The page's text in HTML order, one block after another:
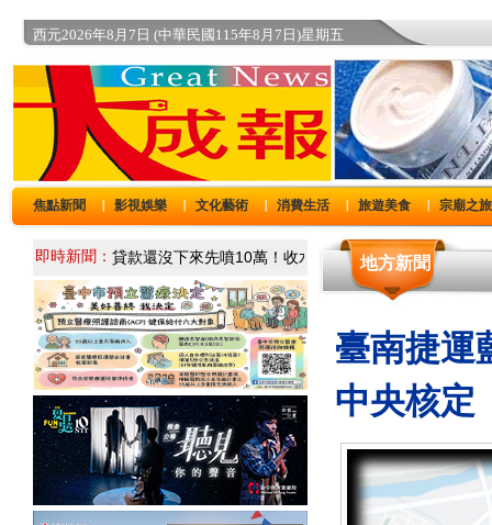
西元2026年8月7日 (中華民國115年8月7日)星期五
焦點新聞 影視娛樂 文化藝術 消費生活 旅遊美食 宗廟之旅
即時新聞： 地方新聞
臺南捷運
中央核定